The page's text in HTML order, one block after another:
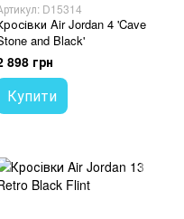
D15314
Air Jordan 4 'Cave
and Black'
898 грн
Купити